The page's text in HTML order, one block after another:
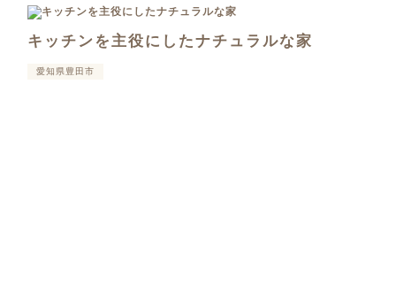
キッチンを主役にしたナチュラルな家
愛知県豊田市